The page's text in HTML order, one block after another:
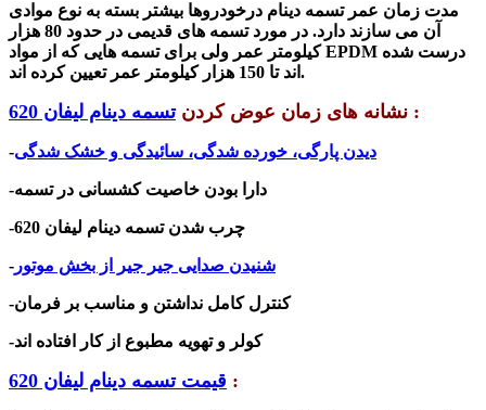
مدت زمان عمر تسمه دینام درخودروها بیشتر بسته به نوع موادی
آن می سازند دارد. در موردتسمه های قدیمی در
حدود 80 هزار
کیلومتر عمر ولی برای تسمه هایی که از مواد EPDM
اند تا 150 هزار کیلومتر عمر تعیین کرده اند.
نشانه های زمان عوض کردنتسمه دینام لیفان 620 :
-دیدن پارگی، خورده شدگی، سائیدگی و خشک شدگی
-دارا بودن خاصیت کشسانی در تسمه
-چرب شدنتسمه دینام لیفان 620
- شنیدن صدایی جیر جیر از بخش موتور
-کنترل کامل نداشتن و مناسب بر فرمان
-کولر و تهویه مطبوع از کار افتاده اند
قیمت تسمه دینام لیفان 620 :